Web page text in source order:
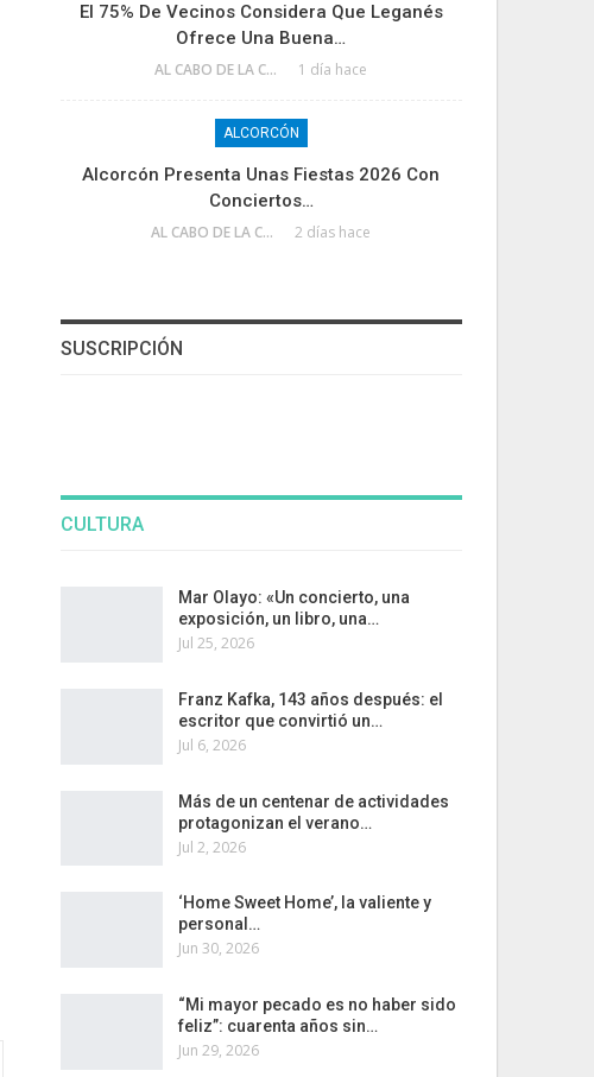
El 75% De Vecinos Considera Que Leganés
Ofrece Una Buena…
AL CABO DE LA CALLE 1 día hace
ALCORCÓN
Alcorcón Presenta Unas Fiestas 2026 Con
Conciertos…
AL CABO DE LA CALLE 2 días hace
SUSCRIPCIÓN
CULTURA
Mar Olayo: «Un concierto, una
exposición, un libro, una…
Jul 25, 2026
Franz Kafka, 143 años después: el
escritor que convirtió un…
Jul 6, 2026
Más de un centenar de actividades
protagonizan el verano…
Jul 2, 2026
‘Home Sweet Home’, la valiente y
personal…
Jun 30, 2026
“Mi mayor pecado es no haber sido
feliz”: cuarenta años sin…
Jun 29, 2026